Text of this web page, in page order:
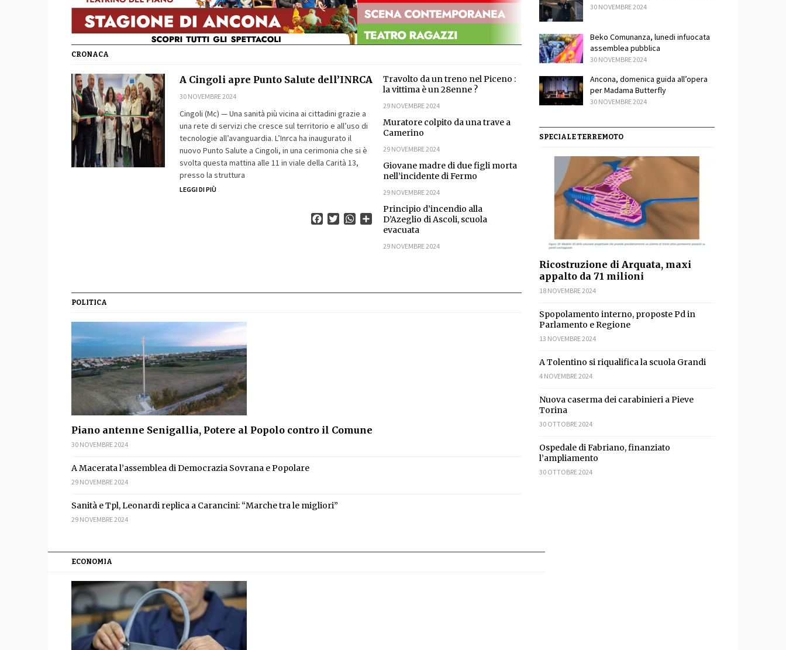
CRONACA
A Cingoli apre Punto Salute dell’INRCA
30 NOVEMBRE 2024
Cingoli (Mc) — Una sanità più vicina ai cittadini grazie a
una rete di servizi che cresce sul territorio e all’uso di
tecnologie all’avanguardia. L’Inrca ha inaugurato il
nuovo Punto Salute a Cingoli, in una cerimonia che si è
svolta questa mattina alle 11 in viale della Carità 13,
presso la struttura
LEGGI DI PIÙ
FacebookTwitterWhatsApp
Condividi
Travolto da un treno nel Piceno :
la vittima è un 28enne ?
29 NOVEMBRE 2024
Muratore colpito da una trave a
Camerino
29 NOVEMBRE 2024
Giovane madre di due figli morta
nell’incidente di Fermo
29 NOVEMBRE 2024
Principio d’incendio alla
D’Azeglio di Ascoli, scuola
evacuata
29 NOVEMBRE 2024
POLITICA
Piano antenne Senigallia, Potere al Popolo contro il Comune
30 NOVEMBRE 2024
A Macerata l’assemblea di Democrazia Sovrana e Popolare
29 NOVEMBRE 2024
Sanità e Tpl, Leonardi replica a Carancini: “Marche tra le migliori”
29 NOVEMBRE 2024
ECONOMIA
30 NOVEMBRE 2024
Beko Comunanza, lunedi infuocata
assemblea pubblica
30 NOVEMBRE 2024
Ancona, domenica guida all’opera
per Madama Butterfly
30 NOVEMBRE 2024
SPECIALE TERREMOTO
Ricostruzione di Arquata, maxi
appalto da 71 milioni
18 NOVEMBRE 2024
Spopolamento interno, proposte Pd in
Parlamento e Regione
13 NOVEMBRE 2024
A Tolentino si riqualifica la scuola Grandi
4 NOVEMBRE 2024
Nuova caserma dei carabinieri a Pieve
Torina
30 OTTOBRE 2024
Ospedale di Fabriano, finanziato
l’ampliamento
30 OTTOBRE 2024